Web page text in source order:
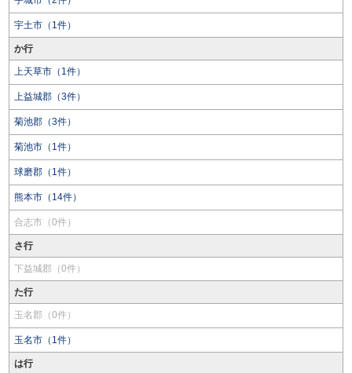
宇土市（1件）
か行
上天草市（1件）
上益城郡（3件）
菊池郡（3件）
菊池市（1件）
球磨郡（1件）
熊本市（14件）
合志市（0件）
さ行
下益城郡（0件）
た行
玉名郡（0件）
玉名市（1件）
は行